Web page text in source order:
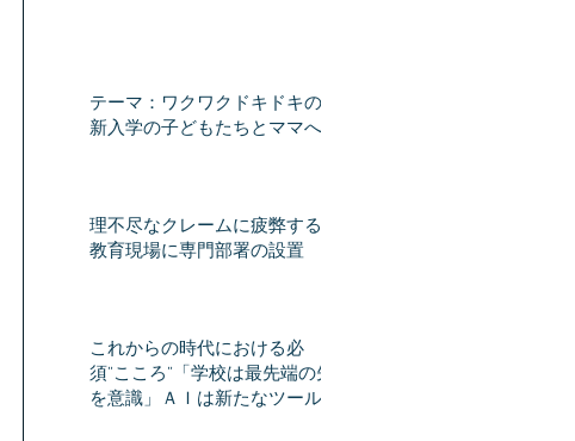
テーマ：ワクワクドキドキの
新入学の子どもたちとママへ
理不尽なクレームに疲弊する
教育現場に専門部署の設置
これからの時代における必
須”こころ”「学校は最先端の先
を意識」ＡＩは新たなツール